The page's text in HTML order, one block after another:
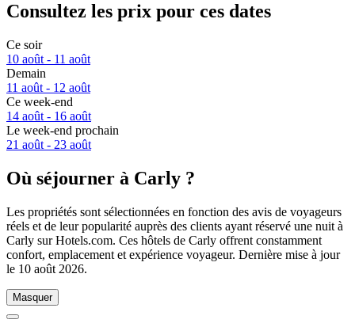
Consultez les prix pour ces dates
Ce soir
10 août - 11 août
Demain
11 août - 12 août
Ce week-end
14 août - 16 août
Le week-end prochain
21 août - 23 août
Où séjourner à Carly ?
Les propriétés sont sélectionnées en fonction des avis de voyageurs
réels et de leur popularité auprès des clients ayant réservé une nuit à
Carly sur Hotels.com. Ces hôtels de Carly offrent constamment
confort, emplacement et expérience voyageur. Dernière mise à jour
le 10 août 2026.
Masquer